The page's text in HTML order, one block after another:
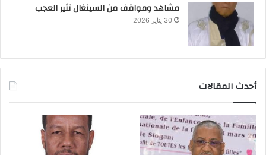
مشاهد ومواقف من السينغال تثير العجب
30 يناير 2026
أحدث المقالات